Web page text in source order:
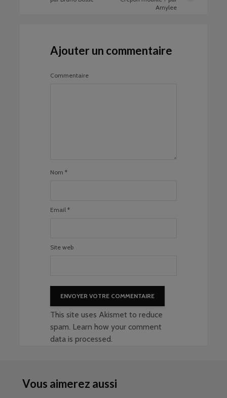
Amylee
Ajouter un commentaire
Commentaire
Nom *
Email *
Site web
This site uses Akismet to reduce
spam. Learn how your comment
data is processed.
Vous aimerez aussi